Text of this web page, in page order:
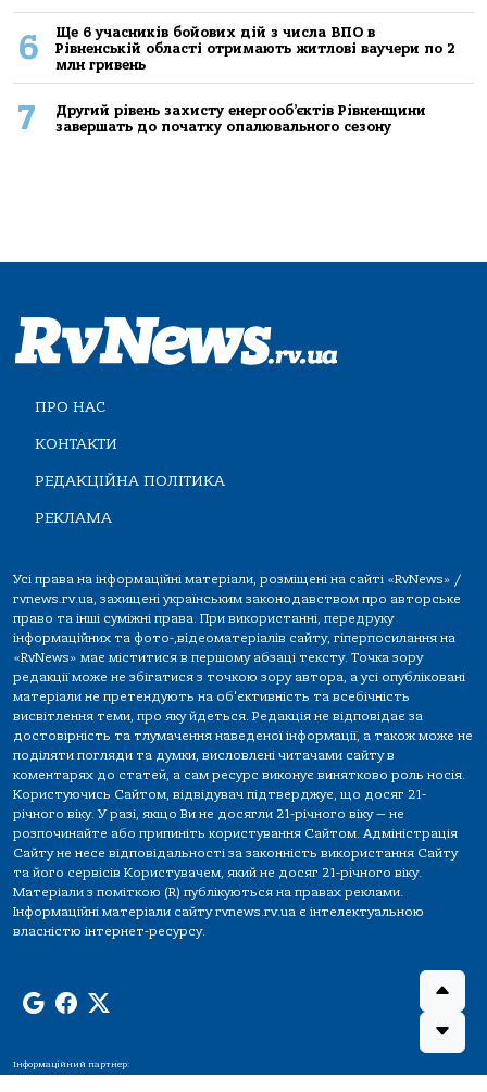
6
Ще 6 учасників бойових дій з числа ВПО в
Рівненській області отримають житлові ваучери по 2
млн гривень
7
Другий рівень захисту енергооб’єктів Рівненщини
завершать до початку опалювального сезону
ПРО НАС
КОНТАКТИ
РЕДАКЦІЙНА ПОЛІТИКА
РЕКЛАМА
Усі права на інформаційні матеріали, розміщені на сайті «RvNews» /
rvnews.rv.ua, захищені українським законодавством про авторське
право та інші суміжні права. При використанні, передруку
інформаційних та фото-,відеоматеріалів сайту, гіперпосилання на
«RvNews» має міститися в першому абзаці тексту. Точка зору
редакції може не збігатися з точкою зору автора, а усі опубліковані
матеріали не претендують на об'єктивність та всебічність
висвітлення теми, про яку йдеться. Редакція не відповідає за
достовірність та тлумачення наведеної інформації, а також може не
поділяти погляди та думки, висловлені читачами сайту в
коментарях до статей, а сам ресурс виконує винятково роль носія.
Користуючись Сайтом, відвідувач підтверджує, що досяг 21-
річного віку. У разі, якщо Ви не досягли 21-річного віку — не
розпочинайте або припиніть користування Сайтом. Адміністрація
Сайту не несе відповідальності за законність використання Сайту
та його сервісів Користувачем, який не досяг 21-річного віку.
Матеріали з поміткою (R) публікуються на правах реклами.
Інформаційні матеріали сайту rvnews.rv.ua є інтелектуальною
власністю інтернет-ресурсу.
Інформаційний партнер: